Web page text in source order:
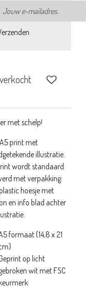
met schelp!
print met
illustratie.
wordt standaard
met verpakking:
hoesje met
en info blad achter
formaat (14,8 x 21
op licht
wit met FSC